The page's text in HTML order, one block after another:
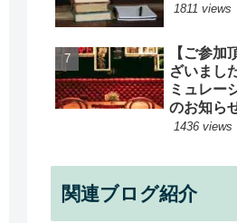
1811 views
【ご参加
ざいまし
ミュレー
のお知ら
Cooking
1436 views
関連ブログ紹介